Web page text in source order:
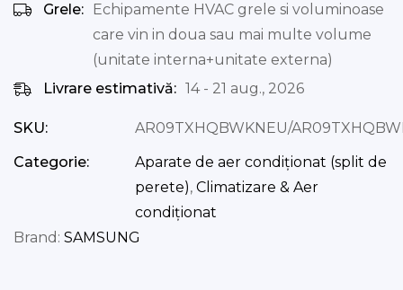
Grele: Echipamente HVAC grele si voluminoase
care vin in doua sau mai multe volume
(unitate interna+unitate externa)
Livrare estimativă: 14 - 21 aug., 2026
SKU:
AR09TXHQBWKNEU/
Categorie:
Aparate de aer condiționat (split de
perete), Climatizare & Aer
condiționat
Brand: SAMSUNG